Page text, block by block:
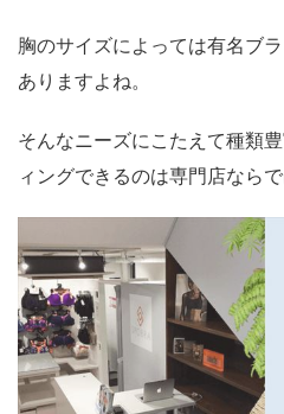
胸のサイズによっては有名ブ
ありますよね。
そんなニーズにこたえて種類
ィングできるのは専門店ならで